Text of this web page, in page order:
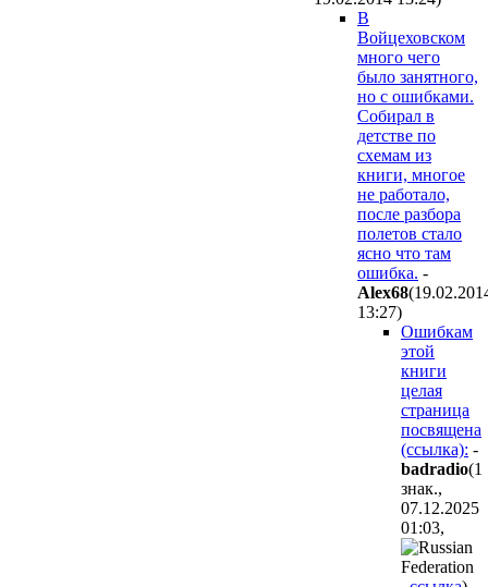
В
Войцеховском
много чего
было занятного,
но с ошибками.
Собирал в
детстве по
схемам из
книги, многое
не работало,
после разбора
полетов стало
ясно что там
ошибка. -
Alex68
13:27)
Ошибкам
этой
книги
целая
страница
посвящена
(ссылка): -
badradio(1
знак.,
07.12.2025
01:03,